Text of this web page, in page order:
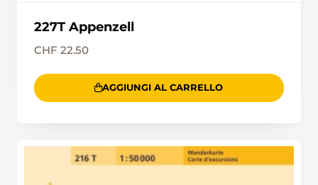
227T Appenzell
CHF 22.50
AGGIUNGI AL CARRELLO